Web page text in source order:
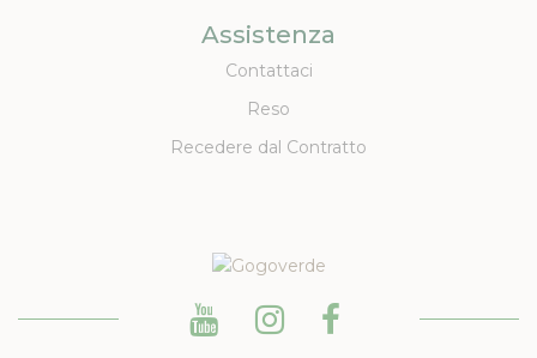
Assistenza
Contattaci
Reso
Recedere dal Contratto